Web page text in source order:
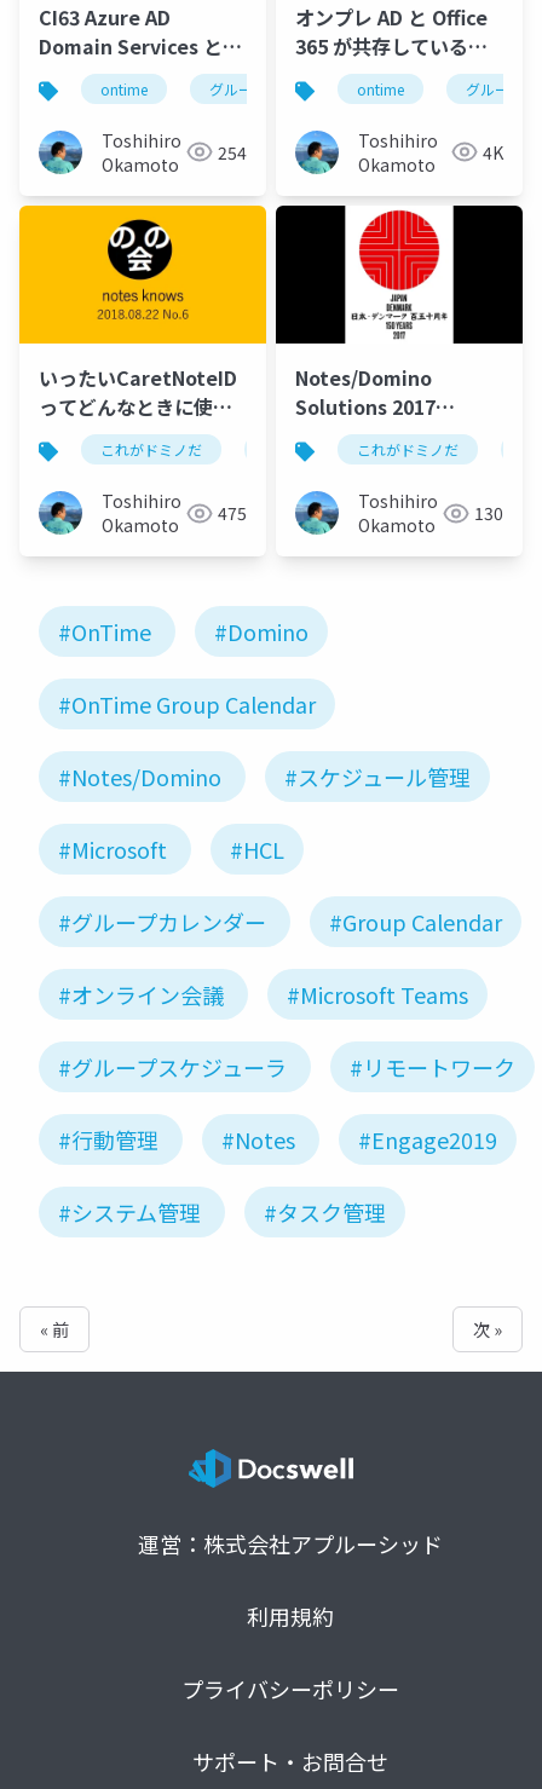
CI63 Azure AD
Domain Services と
OnTime Group
Calendar for
Microsoft を 50 分で実
装体験してみよう
ontime グループカレンダー グループスケジュール
Toshihiro
Okamoto
254
オンプレ AD と Office
365 が共存している企
業さんでの OnTime 的
カレンダー共有の解決
方法
ontime グループ
Toshihiro
Okamoto
4K
いったいCaretNoteID
ってどんなときに使う
のか？ これがドミノだ ontime hcl domino
Toshihiro
Okamoto
475
Notes/Domino
Solutions 2017
OnTime Session
これがドミノだ
Toshihiro
Okamoto
130
#OnTime #Domino
#OnTime Group Calendar
#Notes/Domino #スケジュール管理
#Microsoft #HCL
#グループカレンダー #Group Calendar
#オンライン会議 #Microsoft Teams
#グループスケジューラ #リモートワーク
#行動管理 #Notes #Engage2019
#システム管理 #タスク管理
« 前 次 »
運営：株式会社アプルーシッド
利用規約
プライバシーポリシー
サポート・お問合せ